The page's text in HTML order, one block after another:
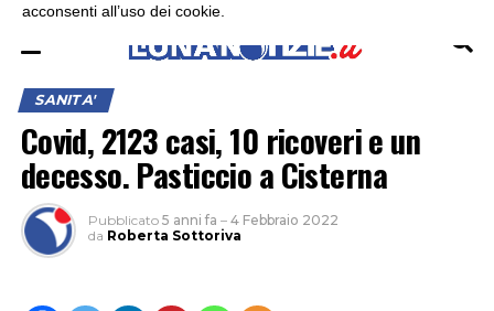
SANITA'
Covid, 2123 casi, 10 ricoveri e un
decesso. Pasticcio a Cisterna
Pubblicato 5 anni fa – 4 Febbraio 2022
da Roberta Sottoriva
acconsenti all’uso dei cookie.